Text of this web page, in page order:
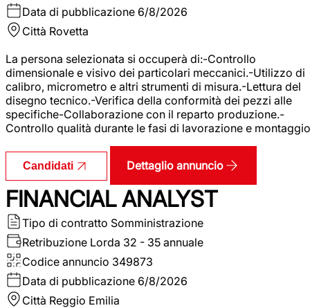
Data di pubblicazione 6/8/2026
Città Rovetta
La persona selezionata si occuperà di:-Controllo
dimensionale e visivo dei particolari meccanici.-Utilizzo di
calibro, micrometro e altri strumenti di misura.-Lettura del
disegno tecnico.-Verifica della conformità dei pezzi alle
specifiche-Collaborazione con il reparto produzione.-
Controllo qualità durante le fasi di lavorazione e
Candidati Dettaglio annuncio
FINANCIAL ANALYST
Tipo di contratto Somministrazione
Retribuzione Lorda 32 - 35 annuale
Codice annuncio 349873
Data di pubblicazione 6/8/2026
Città Reggio Emilia